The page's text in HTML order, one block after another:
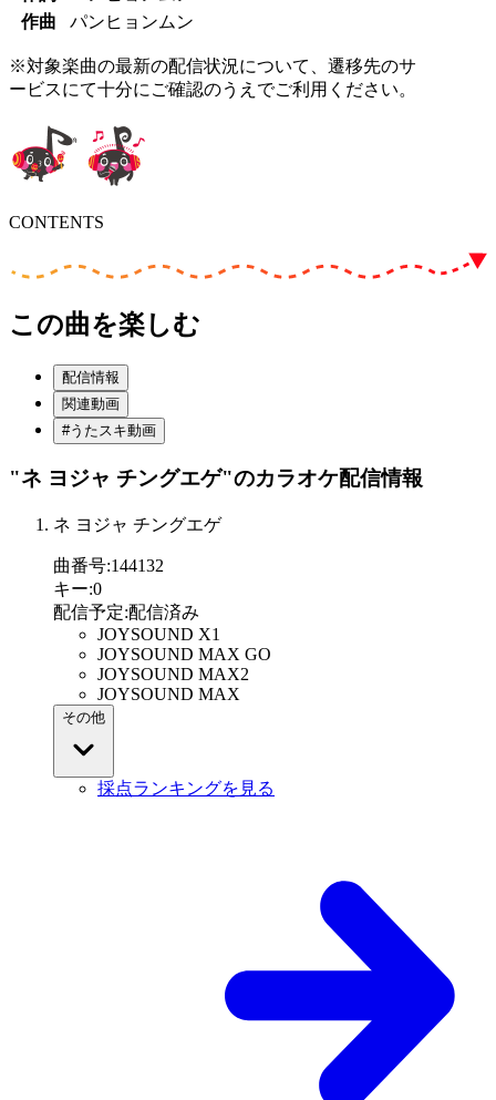
作曲
パンヒョンムン
※対象楽曲の最新の配信状況について、遷移先のサ
ービスにて十分にご確認のうえでご利用ください。
CONTENTS
この曲を楽しむ
配信情報
関連動画
#うたスキ動画
"ネ ヨジャ チングエゲ"のカラオケ配信情報
ネ ヨジャ チングエゲ
曲番号:144132
キー:0
配信予定:配信済み
JOYSOUND X1
JOYSOUND MAX GO
JOYSOUND MAX2
JOYSOUND MAX
その他
採点ランキングを見る